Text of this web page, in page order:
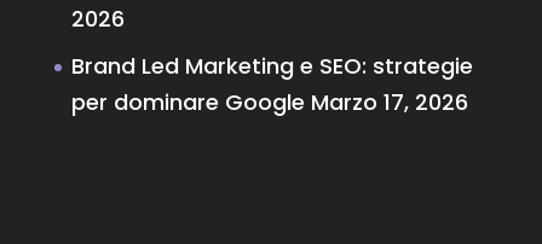
2026
Brand Led Marketing e SEO: strategie
per dominare Google Marzo 17, 2026